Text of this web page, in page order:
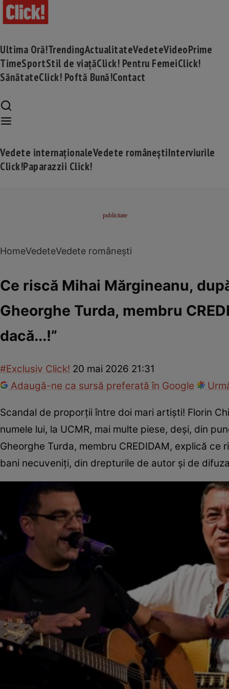
Ultima Oră!TrendingActualitateVedeteVideoPrime
TimeSportStil de viațăClick! Pentru FemeiClick!
SănătateClick! Poftă Bună!Contact
Vedete internaționaleVedete româneștiInterviurile
Click!Paparazzii Click!
HomeVedeteVedete românești
Ce riscă Mihai Mărgineanu,
Gheorghe Turda, membru
dacă...!”
#Exclusiv Click! 20 mai 2026 21:31
Adaugă-ne ca sursă preferată în Google
Scandal de proporții între doi mari artiști! Florin
numele lui, la UCMR, mai multe piese, deși, din
Gheorghe Turda, membru CREDIDAM, explică
bani necuveniți, din drepturile de autor și de